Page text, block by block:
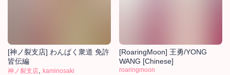
[神ノ裂支店] わんぱく衆道 免許
皆伝編
神ノ裂支店 kaminosaki
[RoaringMoon] 王勇/YONG
WANG [Chinese]
roaringmoon